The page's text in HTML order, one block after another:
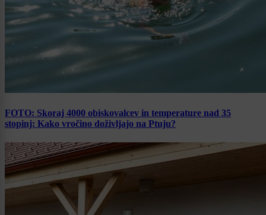
FOTO: Skoraj 4000 obiskovalcev in temperature nad 35
stopinj: Kako vročino doživljajo na Ptuju?